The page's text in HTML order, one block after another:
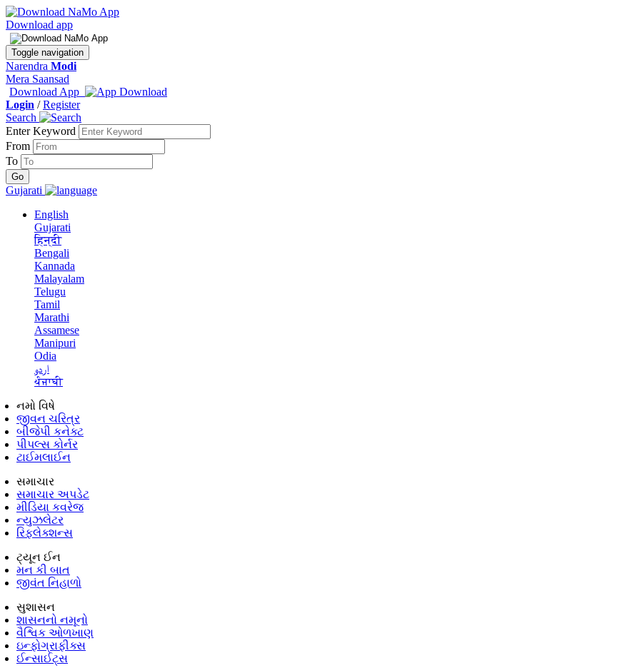
Download app
Toggle navigation
Narendra Modi
Mera Saansad
Download App
Login /Register
Search
Enter Keyword
From
To
Gujarati
English
Gujarati
हिन्दी
Bengali
Kannada
Malayalam
Telugu
Tamil
Marathi
Assamese
Manipuri
Odia
اردو
ਪੰਜਾਬੀ
નમો વિષે
જીવન ચરિત્ર
બીજેપી કનેક્ટ
પીપલ્સ કોર્નર
ટાઈમલાઈન
સમાચાર
સમાચાર અપડેટ
મીડિયા કવરેજ
ન્યુઝલેટર
રિફ્લેક્શન્સ
ટ્યૂન ઈન
મન કી બાત
જીવંત નિહાળો
સુશાસન
શાસનનો નમૂનો
વૈશ્વિક ઓળખાણ
ઇન્ફોગ્રાફીક્સ
ઈન્સાઈટ્સ